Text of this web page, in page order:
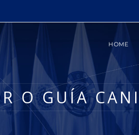
HOME
O GUÍA